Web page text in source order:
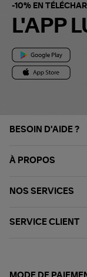
-10% EN
L'APP
BESOIN D'AIDE ?
À PROPOS
NOS SERVICES
SERVICE CLIENT